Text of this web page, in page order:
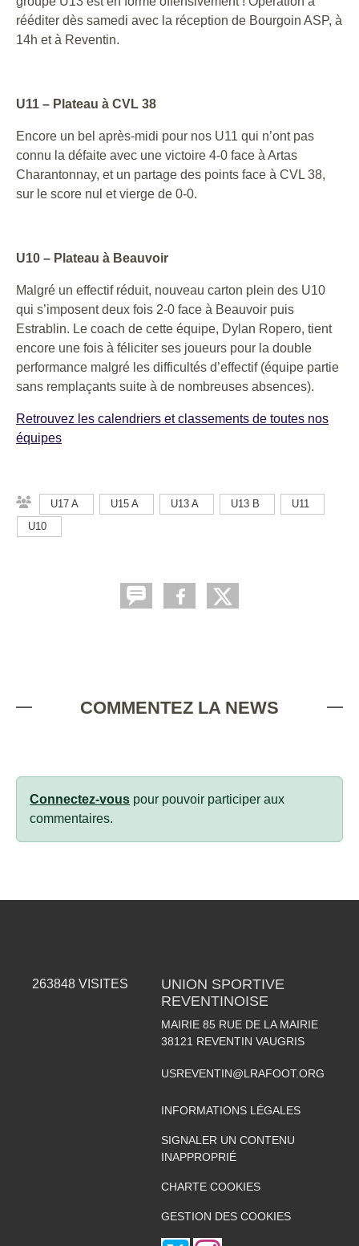
rééditer dès samedi avec la réception de Bourgoin ASP, à
14h et à Reventin.
U11 – Plateau à CVL 38
Encore un bel après-midi pour nos U11 qui n’ont pas
connu la défaite avec une victoire 4-0 face à Artas
Charantonnay, et un partage des points face à CVL 38,
sur le score nul et vierge de 0-0.
U10 – Plateau à Beauvoir
Malgré un effectif réduit, nouveau carton plein des U10
qui s’imposent deux fois 2-0 face à Beauvoir puis
Estrablin. Le coach de cette équipe, Dylan Ropero, tient
encore une fois à féliciter ses joueurs pour la double
performance malgré les difficultés d’effectif (équipe partie
sans remplaçants suite à de nombreuses absences).
Retrouvez les calendriers et classements de toutes nos
équipes
U17 A U15 A U13 A U13 B
U11
U10
COMMENTEZ LA NEWS
Connectez-vous pour pouvoir participer aux
commentaires.
263848 VISITES
UNION SPORTIVE
REVENTINOISE
MAIRIE 85 RUE DE LA MAIRIE
38121 REVENTIN VAUGRIS
USREVENTIN@LRAFOOT.ORG
INFORMATIONS LÉGALES
SIGNALER UN CONTENU
INAPPROPRIÉ
CHARTE COOKIES
GESTION DES COOKIES